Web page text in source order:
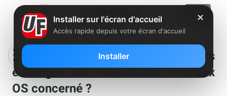
Hadopi : vers une rémunération des
échanges non marchands. Freebox
OS concerné ?
✕
Installer sur l'écran d'accueil
Accès rapide depuis votre écran d'accueil
Installer